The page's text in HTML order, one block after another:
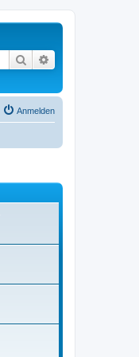
Suche
Anmelden